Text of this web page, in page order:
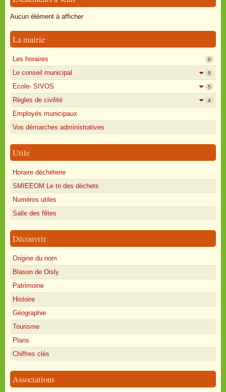
Oisly autrefois
Annonces
Aucun élément à afficher
La mairie
Les horaires 0
Le conseil municipal 5
Ecole- SIVOS 5
Règles de civilité 4
Employés municipaux
Vos démarches administratives
Utile
Horaire déchéterie
SMIEEOM Le tri des déchets
Numéros utiles
Salle des fêtes
Découvrir
Origine du nom
Blason de Oisly
Patrimoine
Histoire
Géographie
Tourisme
Plans
Chiffres clés
Associations